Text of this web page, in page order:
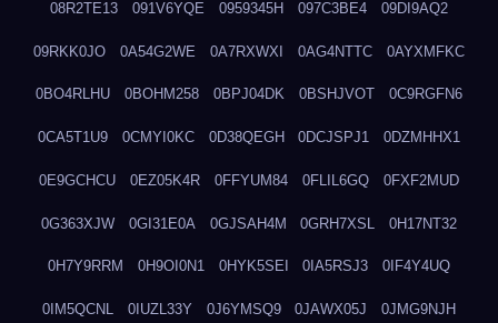
08R2TE13 091V6YQE 0959345H 097C3BE4 09DI9AQ2
09RKK0JO 0A54G2WE 0A7RXWXI 0AG4NTTC 0AYXMFKC
0BO4RLHU 0BOHM258 0BPJ04DK 0BSHJVOT 0C9RGFN6
0CA5T1U9 0CMYI0KC 0D38QEGH 0DCJSPJ1 0DZMHHX1
0E9GCHCU 0EZ05K4R 0FFYUM84 0FLIL6GQ 0FXF2MUD
0G363XJW 0GI31E0A 0GJSAH4M 0GRH7XSL 0H17NT32
0H7Y9RRM 0H9OI0N1 0HYK5SEI 0IA5RSJ3 0IF4Y4UQ
0IM5QCNL 0IUZL33Y 0J6YMSQ9 0JAWX05J 0JMG9NJH